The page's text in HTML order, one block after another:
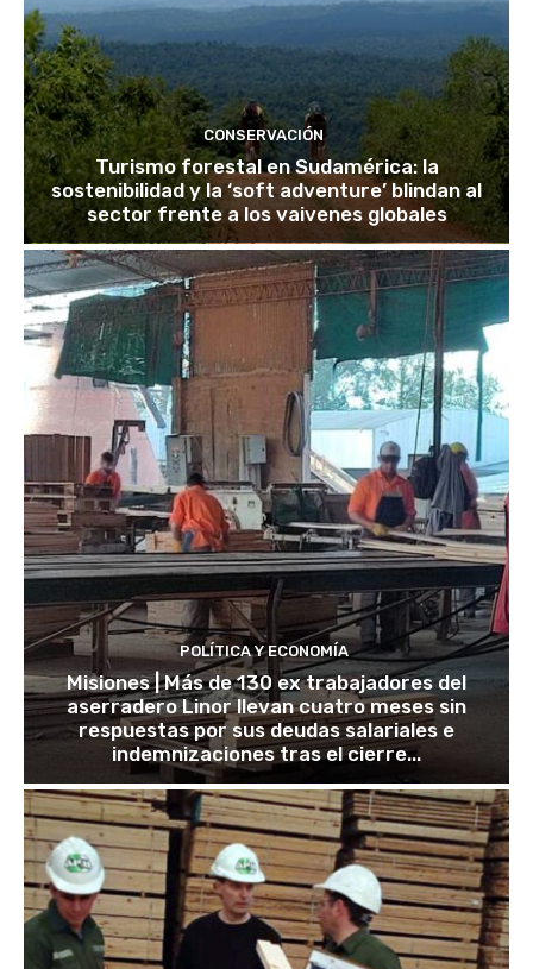
CONSERVACIÓN
Turismo forestal en Sudamérica: la
sostenibilidad y la ‘soft adventure’ blindan al
sector frente a los vaivenes globales
POLÍTICA Y ECONOMÍA
Misiones | Más de 130 ex trabajadores del
aserradero Linor llevan cuatro meses sin
respuestas por sus deudas salariales e
indemnizaciones tras el cierre...